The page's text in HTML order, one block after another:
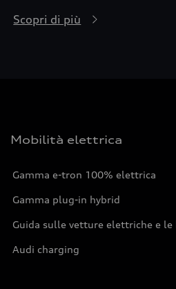
Scopri di più
Mobilità elettrica
Gamma e-tron 100% elettrica
Gamma plug-in hybrid
Guida sulle vetture elettriche e
Audi charging